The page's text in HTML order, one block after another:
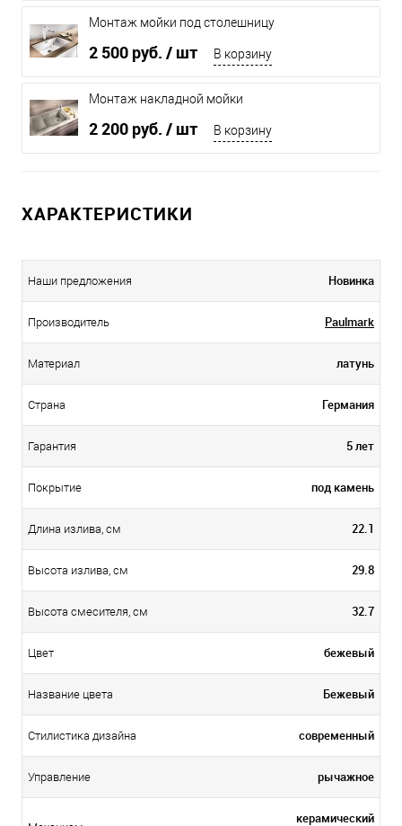
Монтаж мойки под столешницу
2 500 руб. / шт В корзину
Монтаж накладной мойки
2 200 руб. / шт В корзину
ХАРАКТЕРИСТИКИ
Наши предложения Новинка
Производитель Paulmark
Материал латунь
Страна Германия
Гарантия 5 лет
Покрытие под камень
Длина излива, см 22.1
Высота излива, см 29.8
Высота смесителя, см 32.7
Цвет бежевый
Название цвета Бежевый
Стилистика дизайна современный
Управление рычажное
керамический